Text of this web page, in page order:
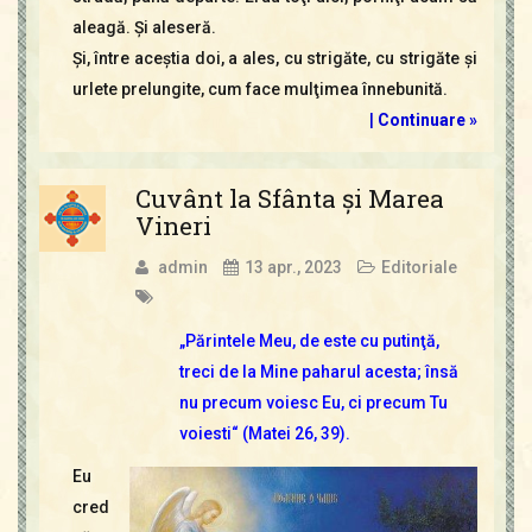
aleagă. Şi aleseră.
Şi, între aceştia doi, a ales, cu strigăte, cu strigăte şi
urlete prelungite, cum face mulţimea înnebunită.
| Continuare »
Cuvânt la Sfânta şi Marea
Vineri
admin 13 apr., 2023 Editoriale
„Părintele Meu, de este cu putinţă,
treci de la Mine paharul acesta; însă
nu precum voiesc Eu, ci precum Tu
voiesti“ (Matei 26, 39).
Eu
cred